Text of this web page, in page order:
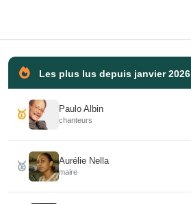
Les plus lus depuis janvier 2026
🥇 Paulo Albin
chanteurs
🥈 Aurélie Nella
maire